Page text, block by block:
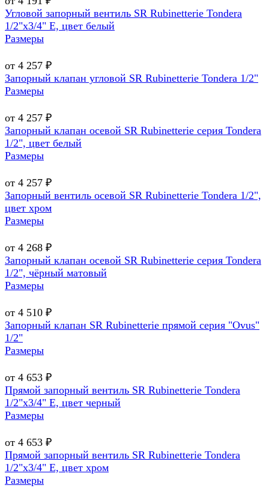
Угловой запорный вентиль SR Rubinetterie Tondera
1/2"х3/4" E, цвет белый
Размеры
от 4 257 ₽
Запорный клапан угловой SR Rubinetterie Tondera 1/2"
Размеры
от 4 257 ₽
Запорный клапан осевой SR Rubinetterie серия Tondera
1/2", цвет белый
Размеры
от 4 257 ₽
Запорный вентиль осевой SR Rubinetterie Tondera 1/2",
цвет хром
Размеры
от 4 268 ₽
Запорный клапан осевой SR Rubinetterie серия Tondera
1/2", чёрный матовый
Размеры
от 4 510 ₽
Запорный клапан SR Rubinetterie прямой серия "Ovus"
1/2"
Размеры
от 4 653 ₽
Прямой запорный вентиль SR Rubinetterie Tondera
1/2"х3/4" E, цвет черный
Размеры
от 4 653 ₽
Прямой запорный вентиль SR Rubinetterie Tondera
1/2"х3/4" E, цвет хром
Размеры